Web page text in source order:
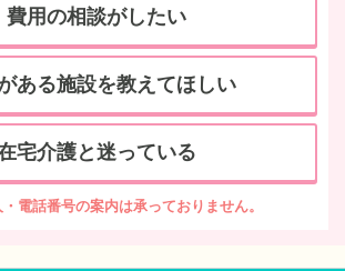
費用の相談がしたい
ある施設を教えてほしい
宅介護と迷っている
電話番号の案内は承っておりません。